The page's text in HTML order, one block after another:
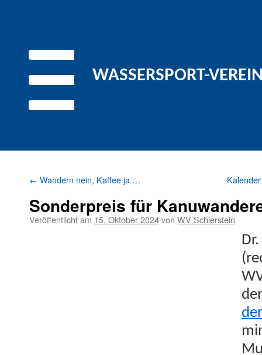
WASSERSPORT-
← Wandern nein, Kaffee ja …
Sonderpreis für
Veröffentlicht am 15. Oktober 2024von WV Schierstein